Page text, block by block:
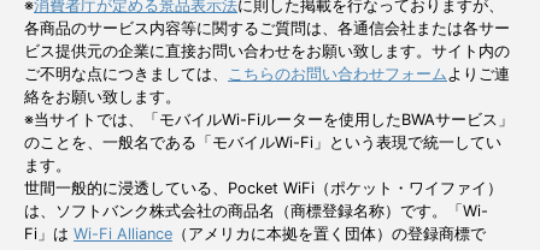
※消費者庁が定める景品表示法に則した掲載を行なっておりますが、
各商品のサービス内容等に関するご質問は、各通信会社または各サー
ビス提供元の企業に直接お問い合わせをお願い致します。サイト内の
ご不明な点につきましては、
こちらのお問い合わせフォーム よりご連
絡をお願い致します。
※当サイトでは、「モバイルWi-Fiルーターを使用したBWAサービス」
のことを、一般名である「モバイルWi-Fi」という表現で統一してい
ます。
世間一般的に浸透している、Pocket WiFi（ポケット・ワイファイ）
は、ソフトバンク株式会社の商品名（商標登録名称）です。「Wi-
Fi」は Wi-Fi Alliance （アメリカに本拠を置く団体）の登録商標で